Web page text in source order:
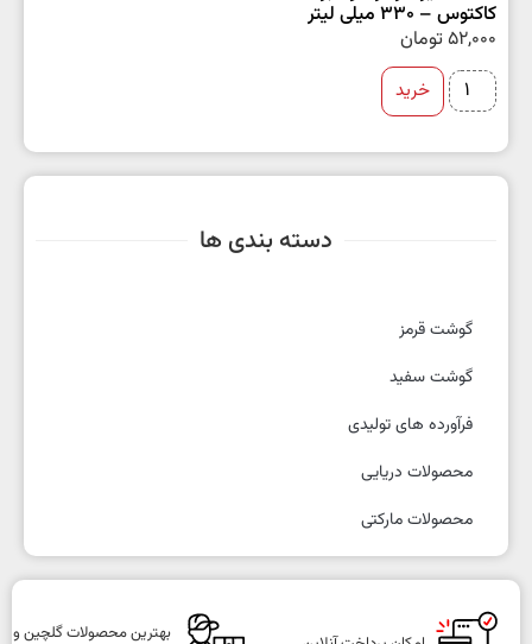
دسته بندی ها
گوشت قرمز
گوشت سفید
فرآورده های تولیدی
محصولات دریایی
محصولات مارکتی
کاکتوس – 330 میلی لیتر
52,000تومان
خرید
بهترین محصولات گلچین و